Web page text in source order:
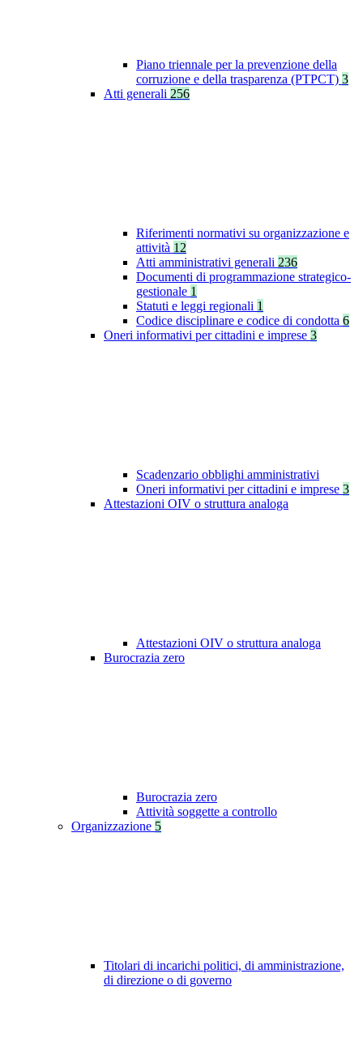
Piano triennale per la prevenzione della
corruzione e della trasparenza (PTPCT) 3
Atti generali 256
Riferimenti normativi su organizzazione e
attività 12
Atti amministrativi generali 236
Documenti di programmazione strategico-
gestionale 1
Statuti e leggi regionali 1
Codice disciplinare e codice di condotta 6
Oneri informativi per cittadini e imprese 3
Scadenzario obblighi amministrativi
Oneri informativi per cittadini e imprese 3
Attestazioni OIV o struttura analoga
Attestazioni OIV o struttura analoga
Burocrazia zero
Burocrazia zero
Attività soggette a controllo
Organizzazione 5
Titolari di incarichi politici, di amministrazione,
di direzione o di governo